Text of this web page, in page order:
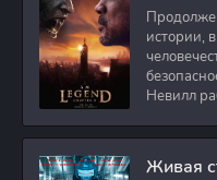
истории,
Невилл
Живая